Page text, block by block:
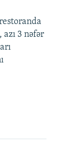
azı 3 nəfər